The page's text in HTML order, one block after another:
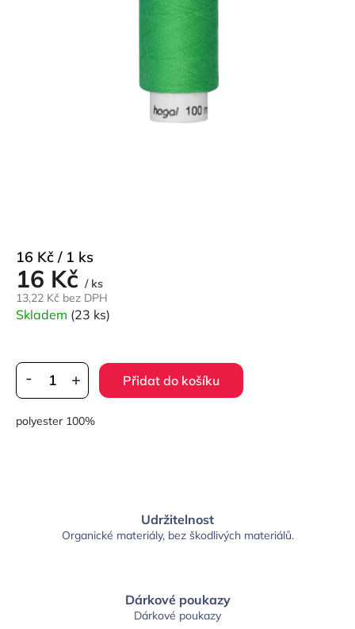
16 Kč / ks
13,22 Kč bez DPH
Měrná
cena:
16 Kč / 1 ks
Skladem (23 ks)
Přidat do košíku
polyester 100%
Udržitelnost
Organické materiály, bez škodlivých materiálů.
Dárkové poukazy
Dárkové poukazy